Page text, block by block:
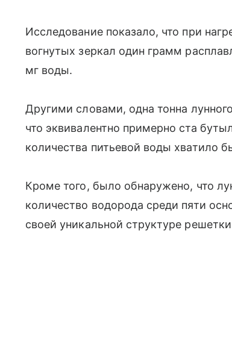
Исследование показало, что при
вогнутых зеркал один грамм
мг воды.
Другими словами, одна тонна
что эквивалентно примерно ста
количества питьевой воды хватило
Кроме того, было обнаружено, что
количество водорода среди пяти
своей уникальной структуре